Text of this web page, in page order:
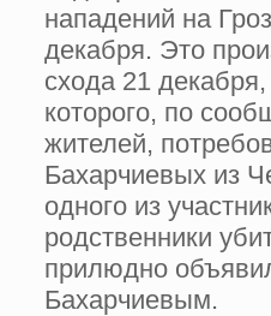
нападений на
декабря. Это
схода 21 декабря,
которого, по
жителей,
Бахарчиевых из
одного из
родственники
прилюдно
Бахарчиевым.